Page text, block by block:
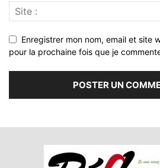
Enregistrer mon nom, email et site
pour la prochaine fois que je